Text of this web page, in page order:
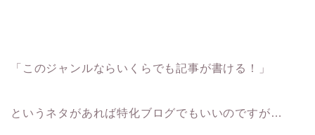
「このジャンルならいくらでも記事が書ける！」
というネタがあれば特化ブログでもいいのですが…